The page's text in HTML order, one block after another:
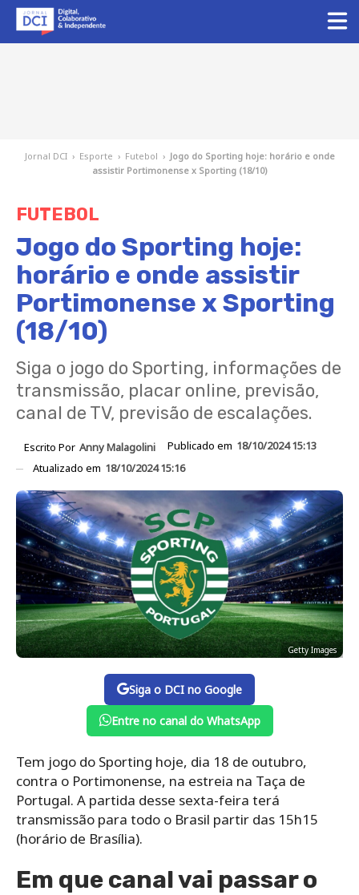
Jornal DCI › Esporte › Futebol › Jogo do Sporting hoje: horário e onde
assistir Portimonense x Sporting (18/10)
FUTEBOL
Jogo do Sporting hoje:
horário e onde assistir
Portimonense x Sporting
(18/10)
Siga o jogo do Sporting, informações de
transmissão, placar online, previsão,
canal de TV, previsão de escalações.
Escrito Por Anny Malagolini Publicado em 18/10/2024 15:13
Atualizado em 18/10/2024 15:16
Getty Images
Siga o DCI no Google
Entre no canal do WhatsApp
Tem jogo do Sporting hoje, dia 18 de outubro,
contra o Portimonense, na estreia na Taça de
Portugal. A partida desse sexta-feira terá
transmissão para todo o Brasil partir das 15h15
(horário de Brasília).
Em que canal vai passar o